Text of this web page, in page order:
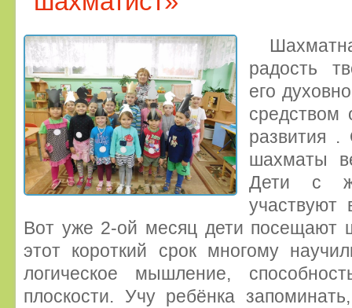
радость
его
средством
развития .
шахматы
Дети с
участвуют
Вот уже 2-ой месяц дети посещают
этот короткий срок многому
логическое мышление,
плоскости. Учу ребёнка